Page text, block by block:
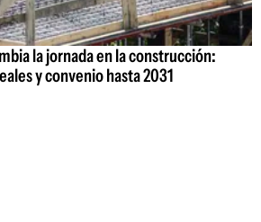
la jornada en la construcción:
y convenio hasta 2031